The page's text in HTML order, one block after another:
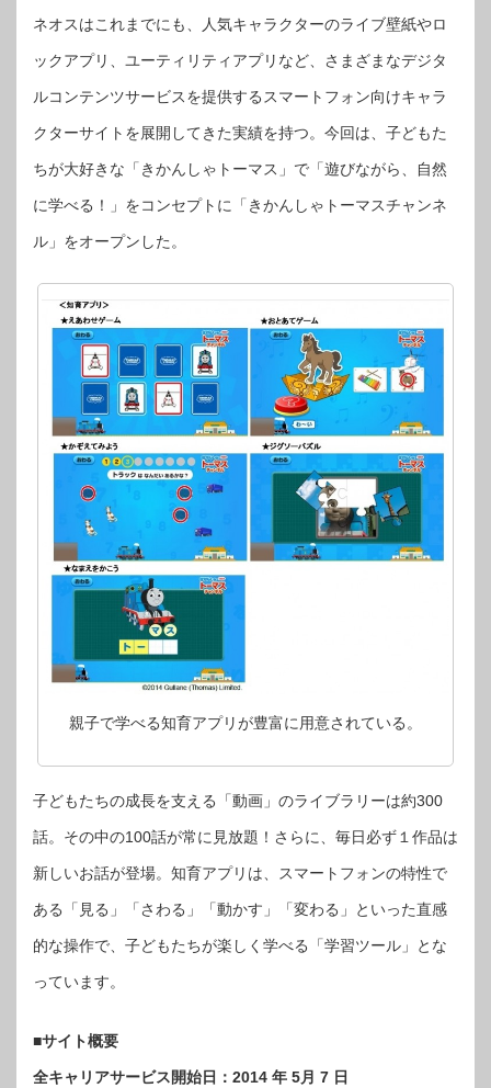
チ
ャ
ネ
ル」
ネオスはこれまでにも、人気キャラクターのライブ壁紙やロ
ックアプリ、ユーティリティアプリなど、さまざまなデジタ
ルコンテンツサービスを提供するスマートフォン向けキャラ
クターサイトを展開してきた実績を持つ。今回は、子どもた
ちが大好きな「きかんしゃトーマス」で「遊びながら、自然
に学べる！」をコンセプトに「きかんしゃトーマスチャンネ
ル」をオープンした。
親子で学べる知育アプリが豊富に用意されている。
子どもたちの成長を支える「動画」のライブラリーは約300
話。その中の100話が常に見放題！さらに、毎日必ず１作品は
新しいお話が登場。知育アプリは、スマートフォンの特性で
ある「見る」「さわる」「動かす」「変わる」といった直感
的な操作で、子どもたちが楽しく学べる「学習ツール」とな
っています。
■サイト概要
全キャリアサービス開始日：2014 年 5月 7 日